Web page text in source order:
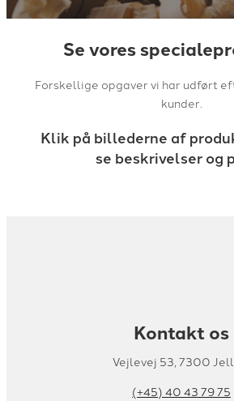
Se vores
Forskellige opgaver vi har udført
kunder.
Klik på billederne af
se beskrivelser og
Kontakt os
Vejlevej 53, 7300
(+45) 40 43 79 75